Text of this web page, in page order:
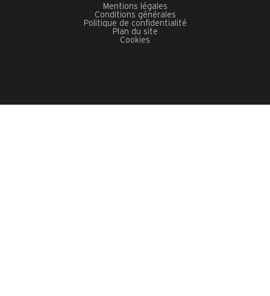
Mentions légales
Conditions générales
Politique de confidentialité
Plan du site
Cookies